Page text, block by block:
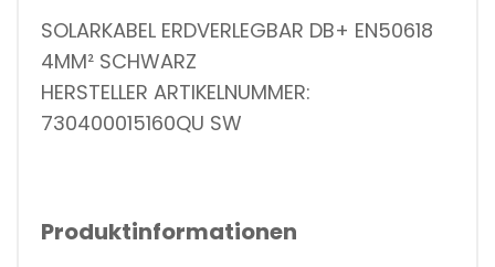
SOLARKABEL ERDVERLEGBAR DB+ EN50618
4MM² SCHWARZ
HERSTELLER ARTIKELNUMMER:
730400015160QU SW
Produktinformationen